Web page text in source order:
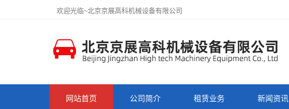
欢迎光临~北京京展高科机械设备有限公司
网站首页 公司简介 租赁业务 新闻资讯